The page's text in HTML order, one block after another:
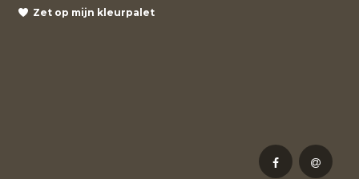
Zet op mijn kleurpalet